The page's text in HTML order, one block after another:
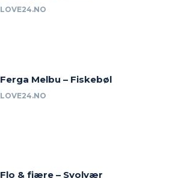
LOVE24.NO
Ferga Melbu – Fiskebøl
LOVE24.NO
Flo & fjære – Svolvær